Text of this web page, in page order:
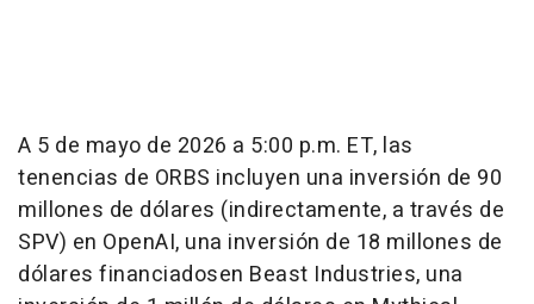
A 5 de mayo de 2026 a 5:00 p.m. ET, las
tenencias de ORBS incluyen una inversión de 90
millones de dólares (indirectamente, a través de
SPV) en OpenAI, una inversión de 18 millones de
dólares financiadosen Beast Industries, una